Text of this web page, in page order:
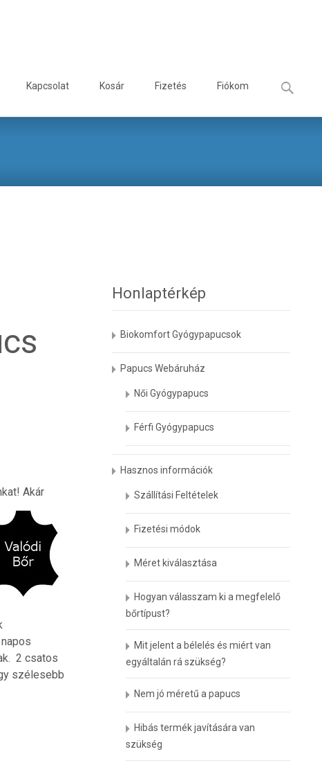
Kapcsolat Kosár Fizetés Fiókom Keresés:
Akár
2 csatos
szélesebb
Honlaptérkép
Biokomfort Gyógypapucsok
Papucs Webáruház
Női Gyógypapucs
Férfi Gyógypapucs
Hasznos információk
Szállítási Feltételek
Fizetési módok
Méret kiválasztása
Hogyan válasszam ki a megfelelő
bőrtípust?
Mit jelent a bélelés és miért van
egyáltalán rá szükség?
Nem jó méretű a papucs
Hibás termék javítására van
szükség